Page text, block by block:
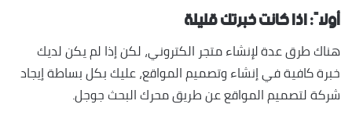
أولاً: اذا كانت خبرتك قليلة
هناك طرق عدة لإنشاء متجر الكتروني، لكن إذا لم يكن لديك
خبرة كافية في إنشاء وتصميم المواقع، عليك بكل بساطة إيجاد
شركة لتصميم المواقع عن طريق محرك البحث جوجل.